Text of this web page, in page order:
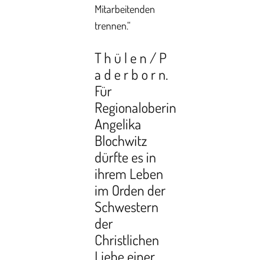
Mitarbeitenden
trennen.“
T h ü l e n / P
a d e r b o r n.
Für
Regionaloberin
Angelika
Blochwitz
dürfte es in
ihrem Leben
im Orden der
Schwestern
der
Christlichen
Liebe einer